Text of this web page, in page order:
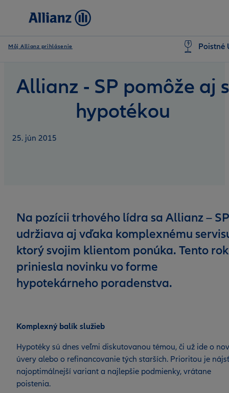
Môj Allianz prihlásenie Poistné
Allianz - SP pomôže aj s
hypotékou
25. jún 2015
Na pozícii trhového lídra sa Allianz – SP
udržiava aj vďaka komplexnému
ktorý svojim klientom ponúka. Tento rok
priniesla novinku vo forme
hypotekárneho poradenstva.
Komplexný balík služieb
Hypotéky sú dnes veľmi diskutovanou témou, či už ide o
úvery alebo o refinancovanie tých starších. Prioritou je nájsť
najoptimálnejší variant a najlepšie podmienky, vrátane
poistenia.